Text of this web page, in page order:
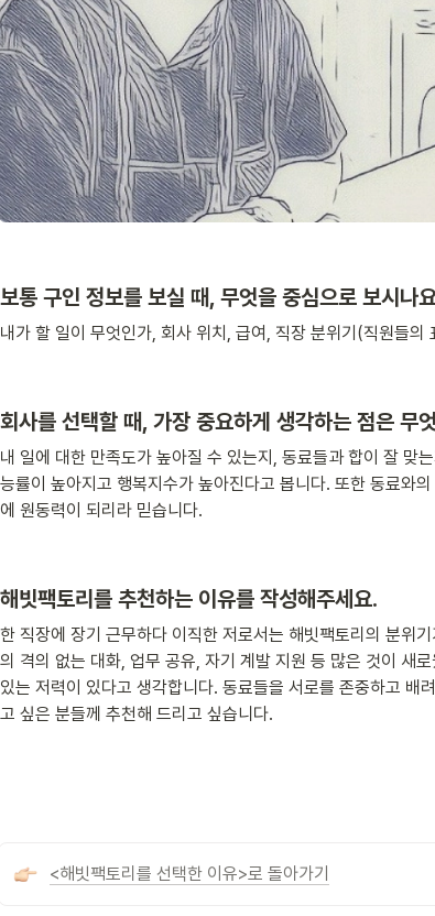
보통 구인 정보를 보실 때, 무엇을 중심으로 보시나
내가 할 일이 무엇인가, 회사 위치, 급여, 직장 분위기(직원들의
회사를 선택할 때, 가장 중요하게 생각하는 점은 무
내 일에 대한 만족도가 높아질 수 있는지, 동료들과 합이 잘 맞
능률이 높아지고 행복지수가 높아진다고 봅니다. 또한 동료와
에 원동력이 되리라 믿습니다.
해빗팩토리를 추천하는 이유를 작성해주세요.
한 직장에 장기 근무하다 이직한 저로서는 해빗팩토리의 분위
의 격의 없는 대화, 업무 공유, 자기 계발 지원 등 많은 것이 새
있는 저력이 있다고 생각합니다. 동료들을 서로를 존중하고 배
고 싶은 분들께 추천해 드리고 싶습니다.
<해빗팩토리를 선택한 이유>로 돌아가기